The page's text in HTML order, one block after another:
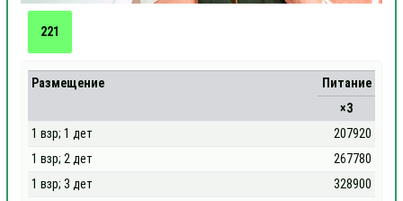
221
Размещение
Питание
×3
1 взр; 1 дет
207920
1 взр; 2 дет
267780
1 взр; 3 дет
328900